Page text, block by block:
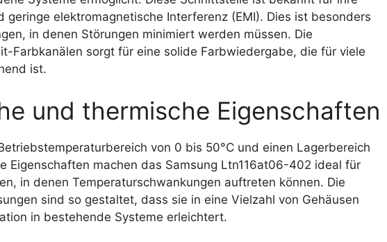
geringe elektromagnetische Interferenz (EMI). Dies ist besonders
in denen Störungen minimiert werden müssen. Die
Farbkanälen sorgt für eine solide Farbwiedergabe, die für viele
ist.
und thermische Eigenschaften
von 0 bis 50°C und einen Lagerbereich
Eigenschaften machen das Samsung Ltn116at06-402 ideal für
in denen Temperaturschwankungen auftreten können. Die
sind so gestaltet, dass sie in eine Vielzahl von Gehäusen
in bestehende Systeme erleichtert.